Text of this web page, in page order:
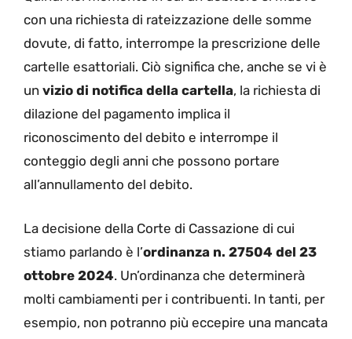
con una richiesta di rateizzazione delle somme
dovute, di fatto, interrompe la prescrizione delle
cartelle esattoriali. Ciò significa che, anche se vi è
un vizio di notifica della cartella, la richiesta di
dilazione del pagamento implica il
riconoscimento del debito e interrompe il
conteggio degli anni che possono portare
all’annullamento del debito.
La decisione della Corte di Cassazione di cui
stiamo parlando è l’ordinanza n. 27504 del 23
ottobre 2024. Un’ordinanza che determinerà
molti cambiamenti per i contribuenti. In tanti, per
esempio, non potranno più eccepire una mancata